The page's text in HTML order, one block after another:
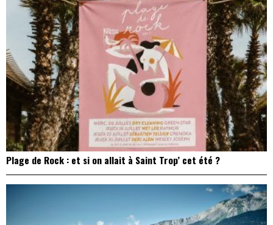
Plage de Rock : et si on allait à Saint Trop’ cet été ?